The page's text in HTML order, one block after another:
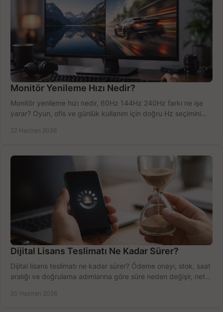
Monitör Yenileme Hızı Nedir?
Monitör yenileme hızı nedir, 60Hz 144Hz 240Hz farkı ne işe
yarar? Oyun, ofis ve günlük kullanım için doğru Hz seçimini
22 Haziran 2026
Dijital Lisans Teslimatı Ne Kadar Sürer?
Dijital lisans teslimatı ne kadar sürer? Ödeme onayı, stok, saat
aralığı ve doğrulama adımlarına göre süre neden değişir, net
20 Haziran 2026